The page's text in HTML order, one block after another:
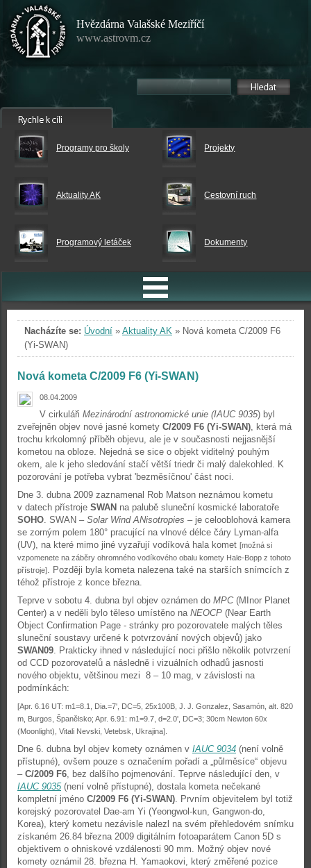
Hvězdárna Valašské Meziříčí
www.astrovm.cz
Programy pro školy Projekty
Aktuality AK Cestovní ruch
Programový letáček Dokumenty
Nacházíte se: Úvodní » Aktuality AK » Nová kometa C/2009 F6
(Yi-SWAN)
Nová kometa C/2009 F6 (Yi-SWAN)
08.04.2009
V cirkuláři Mezinárodní astronomické unie (IAUC 9035) byl
zveřejněn objev nové jasné komety C/2009 F6 (Yi-SWAN), která má
trochu krkolomný příběh objevu, ale je v současnosti nejjasnější
kometou na obloze. Nejedná se sice o objekt viditelný pouhým
okem, ale k jeho sledování stačí větší triedr či malý dalekohled. K
pozorování je potřeba vybrat 'bezměsíčnou' část noci.
Dne 3. dubna 2009 zaznamenal Rob Matson neznámou kometu
v datech přístroje SWAN na palubě sluneční kosmické laboratoře
SOHO. SWAN – Solar Wind ANisotropies – je celooblohová kamera
se zorným polem 180° pracující na vlnové délce čáry Lyman-alfa
(UV), na které mimo jiné vyzařují vodíková hala komet [možná si
vzpomenete na záběry ohromného vodíkového obalu komety Hale-Bopp z tohoto
přístroje]. Později byla kometa nalezena také na starších snímcích z
téhož přístroje z konce března.
Teprve v sobotu 4. dubna byl objev oznámen do MPC(MInor Planet
Center) a v neděli bylo těleso umístěno na NEOCP (Near Earth
Object Confirmation Page - stránky pro pozorovatele malých těles
sluneční soustavy určené k potvrzování nových objevů) jako
SWAN09. Prakticky ihned v následující noci přišlo několik potvrzení
od CCD pozorovatelů a následně i vizuálních odhadů jasnosti
nového objektu, většinou mezi 8 – 10 mag, v závislosti na
podmínkách:
[Apr. 6.16 UT: m1=8.1, Dia.=7', DC=5, 25x100B, J. J. Gonzalez, Sasamón, alt. 820
m, Burgos, Španělsko; Apr. 6.91: m1=9.7, d=2.0', DC=3; 30cm Newton 60x
(Moonlight), Vitali Nevski, Vetebsk, Ukrajina].
Dne 6. dubna byl objev komety oznámen v IAUC 9034 (není volně
přístupné), ovšem pouze s označením pořadí a „půlměsíce“ objevu
– C/2009 F6, bez dalšího pojmenování. Teprve následující den, v
IAUC 9035(není volně přístupné), dostala kometa nečekané
kompletní jméno C/2009 F6 (Yi-SWAN). Prvním objevitelem byl totiž
korejský pozorovatel Dae-am Yi (Yeongwol-kun, Gangwon-do,
Korea), který kometu nezávisle nalezl na svém přehledovém snímku
získaném 26.84 března 2009 digitálním fotoaparátem Canon 5D s
objektivem o ohniskové vzdálenosti 90 mm. Možný objev nové
komety oznámil 28. března H. Yamaokovi, který změřené pozice